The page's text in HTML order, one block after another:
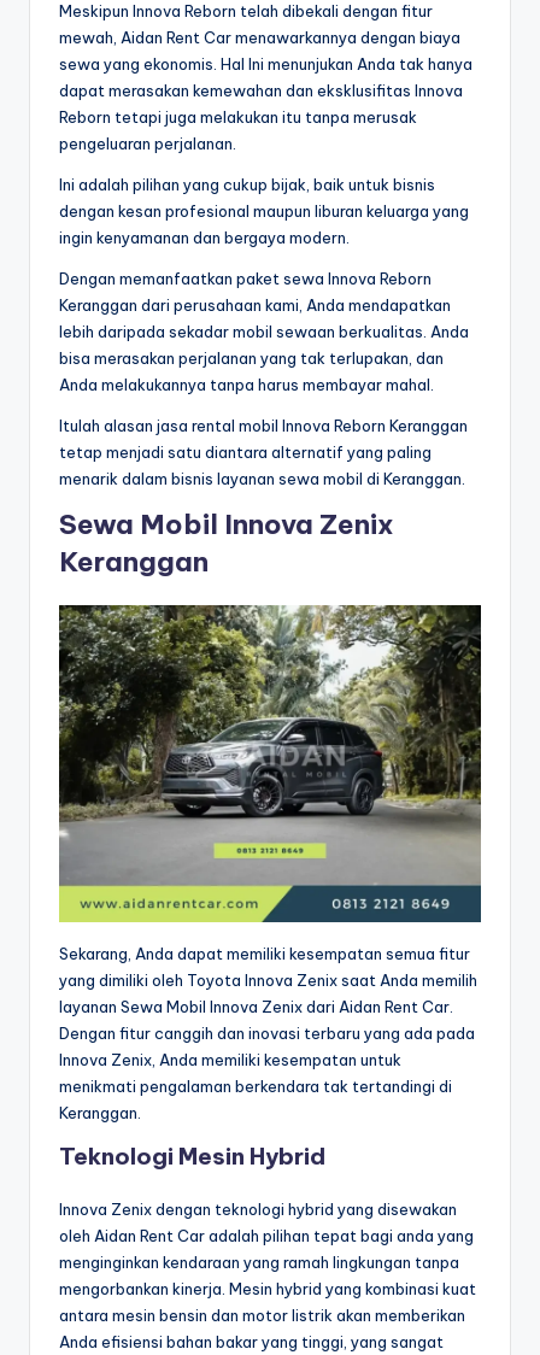
Meskipun Innova Reborn telah dibekali dengan fitur
mewah, Aidan Rent Car menawarkannya dengan biaya
sewa yang ekonomis. Hal Ini menunjukan Anda tak hanya
dapat merasakan kemewahan dan eksklusifitas Innova
Reborn tetapi juga melakukan itu tanpa merusak
pengeluaran perjalanan.
Ini adalah pilihan yang cukup bijak, baik untuk bisnis
dengan kesan profesional maupun liburan keluarga yang
ingin kenyamanan dan bergaya modern.
Dengan memanfaatkan paket sewa Innova Reborn
Keranggan dari perusahaan kami, Anda mendapatkan
lebih daripada sekadar mobil sewaan berkualitas. Anda
bisa merasakan perjalanan yang tak terlupakan, dan
Anda melakukannya tanpa harus membayar mahal.
Itulah alasan jasa rental mobil Innova Reborn Keranggan
tetap menjadi satu diantara alternatif yang paling
menarik dalam bisnis layanan sewa mobil di Keranggan.
Sewa Mobil Innova Zenix
Keranggan
Sekarang, Anda dapat memiliki kesempatan semua fitur
yang dimiliki oleh Toyota Innova Zenix saat Anda memilih
layanan Sewa Mobil Innova Zenix dari Aidan Rent Car.
Dengan fitur canggih dan inovasi terbaru yang ada pada
Innova Zenix, Anda memiliki kesempatan untuk
menikmati pengalaman berkendara tak tertandingi di
Keranggan.
Teknologi Mesin Hybrid
Innova Zenix dengan teknologi hybrid yang disewakan
oleh Aidan Rent Car adalah pilihan tepat bagi anda yang
menginginkan kendaraan yang ramah lingkungan tanpa
mengorbankan kinerja. Mesin hybrid yang kombinasi kuat
antara mesin bensin dan motor listrik akan memberikan
Anda efisiensi bahan bakar yang tinggi, yang sangat